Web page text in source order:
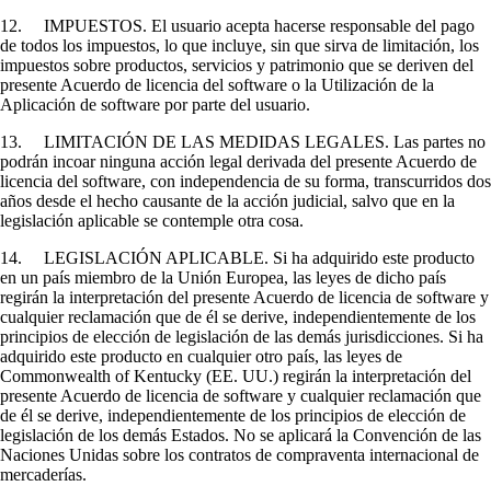
12. IMPUESTOS. El usuario acepta hacerse responsable del pago
de todos los impuestos, lo que incluye, sin que sirva de limitación, los
impuestos sobre productos, servicios y patrimonio que se deriven del
presente Acuerdo de licencia del software o la Utilización de la
Aplicación de software por parte del usuario.
13. LIMITACIÓN DE LAS MEDIDAS LEGALES. Las partes no
podrán incoar ninguna acción legal derivada del presente Acuerdo de
licencia del software, con independencia de su forma, transcurridos dos
años desde el hecho causante de la acción judicial, salvo que en la
legislación aplicable se contemple otra cosa.
14. LEGISLACIÓN APLICABLE. Si ha adquirido este producto
en un país miembro de la Unión Europea, las leyes de dicho país
regirán la interpretación del presente Acuerdo de licencia de software y
cualquier reclamación que de él se derive, independientemente de los
principios de elección de legislación de las demás jurisdicciones. Si ha
adquirido este producto en cualquier otro país, las leyes de
Commonwealth of Kentucky (EE. UU.) regirán la interpretación del
presente Acuerdo de licencia de software y cualquier reclamación que
de él se derive, independientemente de los principios de elección de
legislación de los demás Estados. No se aplicará la Convención de las
Naciones Unidas sobre los contratos de compraventa internacional de
mercaderías.